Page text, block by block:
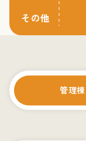
その他
管理棟